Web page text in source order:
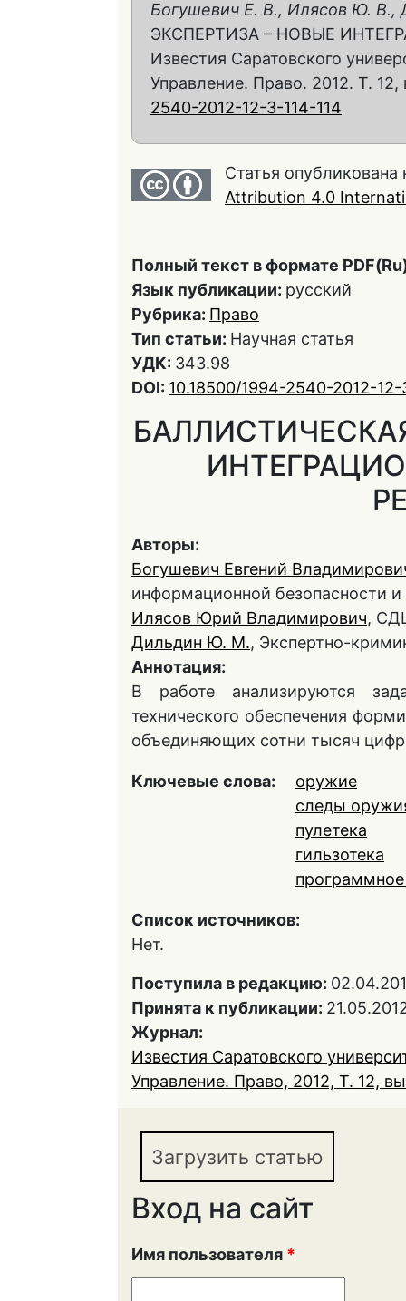
Богушевич Е. В., Илясов Ю.
ЭКСПЕРТИЗА – НОВЫЕ
Известия Саратовского
Управление. Право. 2012. Т.
2540-2012-12-3-114-114
Статья
Attribution 4.0
Полный текст в формате
Язык публикации: русский
Рубрика: Право
Тип статьи: Научная статья
УДК: 343.98
DOI: 10.18500/1994-2540-2012-12-
Авторы:
Богушевич Евгений
информационной безопасности
Илясов Юрий Владимирович,
Дильдин Ю. М., Экспертно-
Аннотация:
В работе анализируются
технического обеспечения
объединяющих сотни тысяч
Ключевые слова:
оружие
следы
пулетека
гильзотека
Список источников:
Нет.
Поступила в редакцию:
Принята к публикации:
Журнал:
Известия Саратовского
Управление. Право, 2012, Т. 12,
Загрузить статью
Вход на сайт
Имя пользователя *